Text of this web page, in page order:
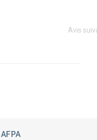
Avis
AFPA